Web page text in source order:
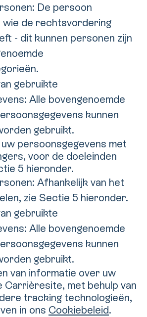
De persoon
wie de rechtsvordering
- dit kunnen personen zijn
gebruikte
Alle bovengenoemde
kunnen
gebruikt.
persoonsgegevens met
voor de doeleinden
5 hieronder.
Afhankelijk van het
zie Sectie 5 hieronder.
gebruikte
Alle bovengenoemde
kunnen
gebruikt.
van informatie over uw
Carrièresite, met behulp van
tracking technologieën,
in ons Cookiebeleid.